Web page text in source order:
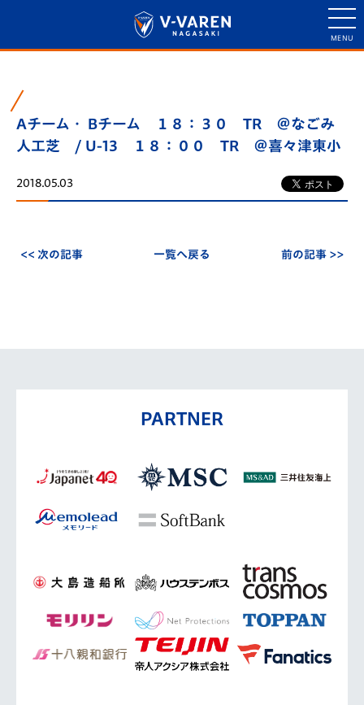
Aチーム・ Bチーム １８：３０ TR ＠なごみ
人工芝 / U-13 １８：００ TR ＠喜々津東小
2018.05.03
<< 次の記事 一覧へ戻る 前の記事 >>
PARTNER